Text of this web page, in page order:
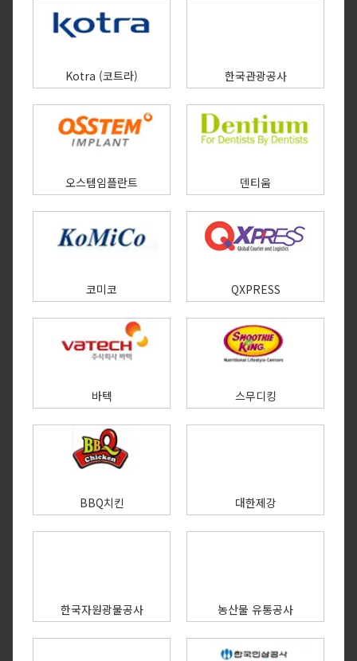
Kotra (코트라) 한국관광공사
오스템임플란트 덴티움
코미코 QXPRESS
바텍 스무디킹
BBQ치킨 대한제강
한국자원광물공사 농산물 유통공사